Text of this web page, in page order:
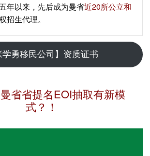
年以来，先后成为曼省近20所公立和
招生代理。
学勇移民公司】资质证书
省省提名EOI抽取有新模
式？！